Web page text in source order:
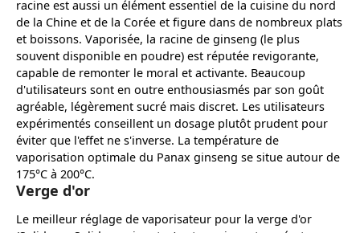
racine est aussi un élément essentiel de la cuisine du nord
de la Chine et de la Corée et figure dans de nombreux plats
et boissons. Vaporisée, la racine de ginseng (le plus
souvent disponible en poudre) est réputée revigorante,
capable de remonter le moral et activante. Beaucoup
d'utilisateurs sont en outre enthousiasmés par son goût
agréable, légèrement sucré mais discret. Les utilisateurs
expérimentés conseillent un dosage plutôt prudent pour
éviter que l'effet ne s'inverse. La température de
vaporisation optimale du Panax ginseng se situe autour de
175°C à 200°C.
Verge d'or
Le meilleur réglage de vaporisateur pour la verge d'or